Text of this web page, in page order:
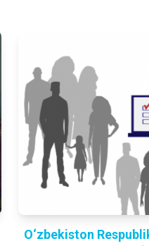
O‘zbekiston